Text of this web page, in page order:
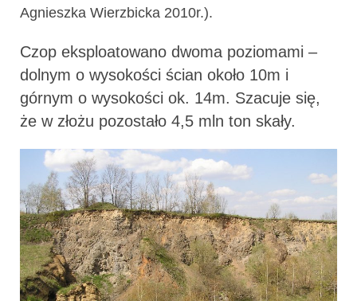
Agnieszka Wierzbicka 2010r.).
Czop eksploatowano dwoma poziomami –
dolnym o wysokości ścian około 10m i
górnym o wysokości ok. 14m. Szacuje się,
że w złożu pozostało 4,5 mln ton skały.